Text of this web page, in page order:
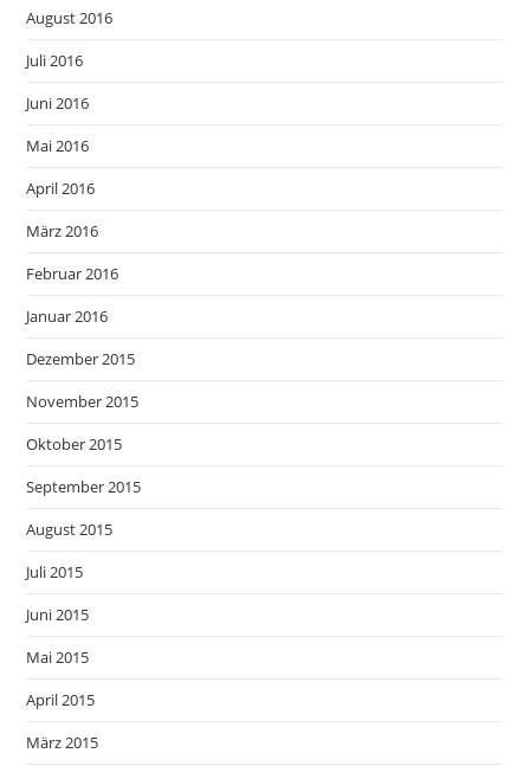
August 2016
Juli 2016
Juni 2016
Mai 2016
April 2016
März 2016
Februar 2016
Januar 2016
Dezember 2015
November 2015
Oktober 2015
September 2015
August 2015
Juli 2015
Juni 2015
Mai 2015
April 2015
März 2015